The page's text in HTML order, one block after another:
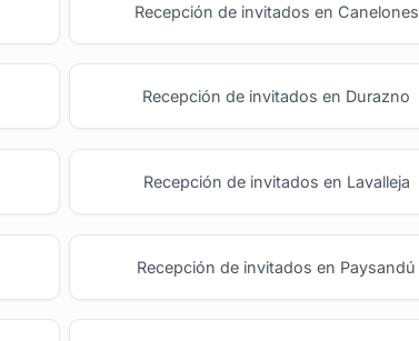
Recepción de invitados en Canelones
Recepción de invitados en Durazno
Recepción de invitados en Lavalleja
Recepción de invitados en Paysandú